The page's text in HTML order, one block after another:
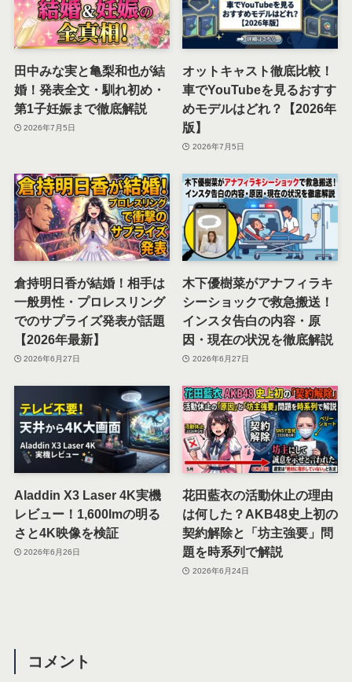
田中みな実と亀梨和也が結
婚！発表全文・馴れ初め・
第1子妊娠まで徹底解説
2026年7月5日
オットキャスト徹底比較！
車でYouTubeを見るおすす
めモデルはどれ？【2026年
版】
2026年7月5日
倉持明日香が結婚！相手は
一般男性・プロレスリング
でのサプライズ発表が話題
【2026年最新】
2026年6月27日
木下優樹菜がアナフィラキ
シーショックで救急搬送！
インスタ告白の内容・原
因・現在の状況を徹底解説
2026年6月27日
Aladdin X3 Laser 4K実機
レビュー！1,600lmの明る
さと4K映像を検証
2026年6月26日
花田藍衣の活動休止の理由
は何した？AKB48史上初の
契約解除と「坊主強要」問
題を時系列で解説
2026年6月24日
コメント